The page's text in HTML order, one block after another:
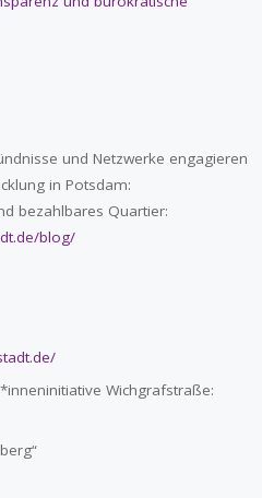
und Netzwerke engagieren
in Potsdam:
bezahlbares Quartier:
blog/
Wichgrafstraße: